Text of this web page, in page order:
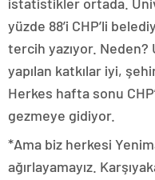
yüzde 88’i CHP’li
tercih yazıyor.
yapılan katkılar iyi,
Herkes hafta sonu
gezmeye gidiyor.
*Ama biz herkesi
ağırlayamayız.